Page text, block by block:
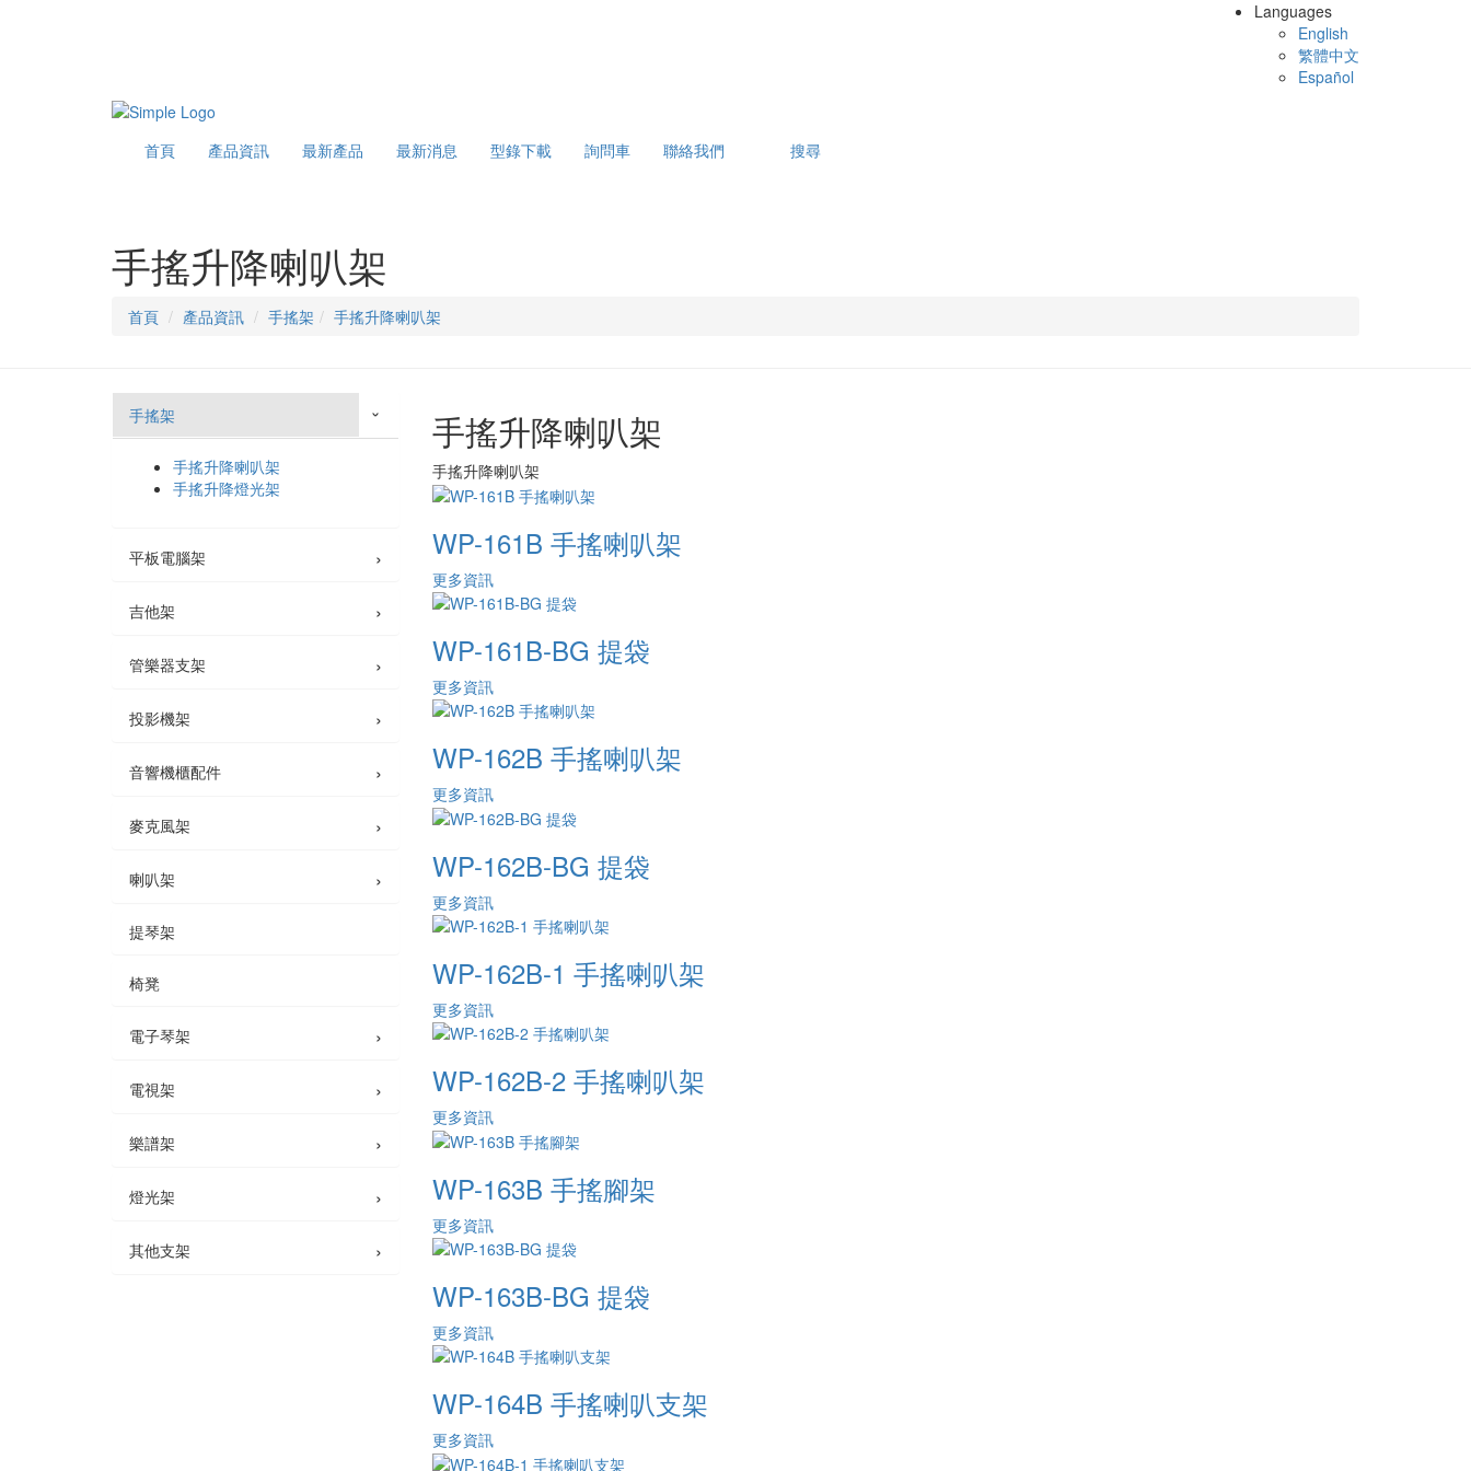
Languages
English
繁體中文
Español
首頁 產品資訊 最新產品 最新消息 型錄下載 詢問車 聯絡我們 搜尋
手搖升降喇叭架
首頁 產品資訊 手搖架 手搖升降喇叭架
手搖升降喇叭架
手搖升降喇叭架
WP-161B 手搖喇叭架
更多資訊
WP-161B-BG 提袋
更多資訊
WP-162B 手搖喇叭架
更多資訊
WP-162B-BG 提袋
更多資訊
WP-162B-1 手搖喇叭架
更多資訊
WP-162B-2 手搖喇叭架
更多資訊
WP-163B 手搖腳架
更多資訊
WP-163B-BG 提袋
更多資訊
WP-164B 手搖喇叭支架
更多資訊
手搖架 ›
手搖升降喇叭架
手搖升降燈光架
平板電腦架 ›
吉他架 ›
管樂器支架 ›
投影機架 ›
音響機櫃配件 ›
麥克風架 ›
喇叭架 ›
提琴架
椅凳
電子琴架 ›
電視架 ›
樂譜架 ›
燈光架 ›
其他支架 ›